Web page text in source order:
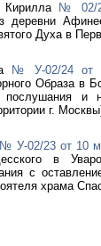
Кирилла № 02/
деревни
Духа в
№ У-02/24 от
Образа в
и
г.
№ У-02/23 от 10
в
с
храма